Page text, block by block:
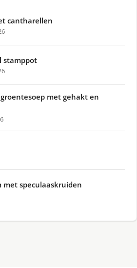
cantharellen
stamppot
met gehakt en
met speculaaskruiden